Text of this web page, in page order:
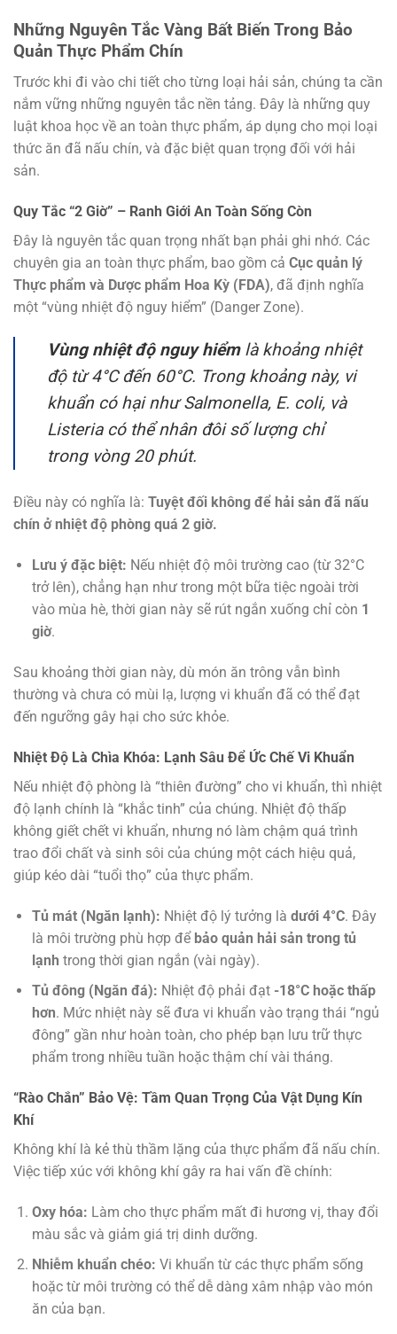
Những Nguyên Tắc Vàng Bất Biến Trong Bảo
Quản Thực Phẩm Chín
Trước khi đi vào chi tiết cho từng loại hải sản, chúng ta cần
nắm vững những nguyên tắc nền tảng. Đây là những quy
luật khoa học về an toàn thực phẩm, áp dụng cho mọi loại
thức ăn đã nấu chín, và đặc biệt quan trọng đối với hải
sản.
Quy Tắc “2 Giờ” – Ranh Giới An Toàn Sống Còn
Đây là nguyên tắc quan trọng nhất bạn phải ghi nhớ. Các
chuyên gia an toàn thực phẩm, bao gồm cả Cục quản lý
Thực phẩm và Dược phẩm Hoa Kỳ (FDA), đã định nghĩa
một “vùng nhiệt độ nguy hiểm” (Danger Zone).
Vùng nhiệt độ nguy hiểmlà khoảng nhiệt
độ từ 4°C đến 60°C. Trong khoảng này, vi
khuẩn có hại như Salmonella, E. coli, và
Listeria có thể nhân đôi số lượng chỉ
trong vòng 20 phút.
Điều này có nghĩa là: Tuyệt đối không để hải sản đã nấu
chín ở nhiệt độ phòng quá 2 giờ.
Lưu ý đặc biệt: Nếu nhiệt độ môi trường cao (từ 32°C
trở lên), chẳng hạn như trong một bữa tiệc ngoài trời
vào mùa hè, thời gian này sẽ rút ngắn xuống chỉ còn 1
giờ.
Sau khoảng thời gian này, dù món ăn trông vẫn bình
thường và chưa có mùi lạ, lượng vi khuẩn đã có thể đạt
đến ngưỡng gây hại cho sức khỏe.
Nhiệt Độ Là Chìa Khóa: Lạnh Sâu Để Ức Chế Vi Khuẩn
Nếu nhiệt độ phòng là “thiên đường” cho vi khuẩn, thì nhiệt
độ lạnh chính là “khắc tinh” của chúng. Nhiệt độ thấp
không giết chết vi khuẩn, nhưng nó làm chậm quá trình
trao đổi chất và sinh sôi của chúng một cách hiệu quả,
giúp kéo dài “tuổi thọ” của thực phẩm.
Tủ mát (Ngăn lạnh): Nhiệt độ lý tưởng là dưới 4°C. Đây
là môi trường phù hợp để bảo quản hải sản trong tủ
lạnh trong thời gian ngắn (vài ngày).
Tủ đông (Ngăn đá): Nhiệt độ phải đạt -18°C hoặc thấp
hơn. Mức nhiệt này sẽ đưa vi khuẩn vào trạng thái “ngủ
đông” gần như hoàn toàn, cho phép bạn lưu trữ thực
phẩm trong nhiều tuần hoặc thậm chí vài tháng.
“Rào Chắn” Bảo Vệ: Tầm Quan Trọng Của Vật Dụng Kín
Khí
Không khí là kẻ thù thầm lặng của thực phẩm đã nấu chín.
Việc tiếp xúc với không khí gây ra hai vấn đề chính:
Oxy hóa: Làm cho thực phẩm mất đi hương vị, thay đổi
màu sắc và giảm giá trị dinh dưỡng.
Nhiễm khuẩn chéo: Vi khuẩn từ các thực phẩm sống
hoặc từ môi trường có thể dễ dàng xâm nhập vào món
ăn của bạn.